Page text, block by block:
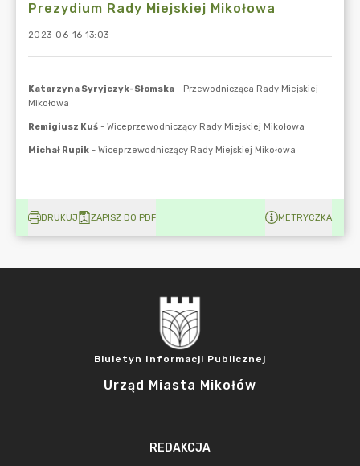
Prezydium Rady Miejskiej Mikołowa
2023-06-16 13:03
DRUKUJ ZAPISZ DO PDF METRYCZKA
Biuletyn Informacji Publicznej
Urząd Miasta Mikołów
REDAKCJA